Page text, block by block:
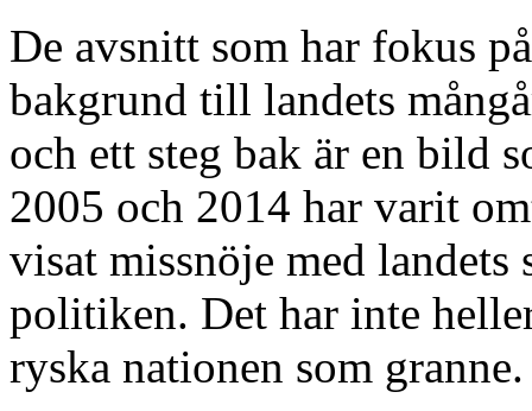
De avsnitt som har fokus
bakgrund till landets
och ett steg bak är en bild
2005 och 2014 har varit
visat missnöje med
politiken. Det har inte
ryska nationen som granne.